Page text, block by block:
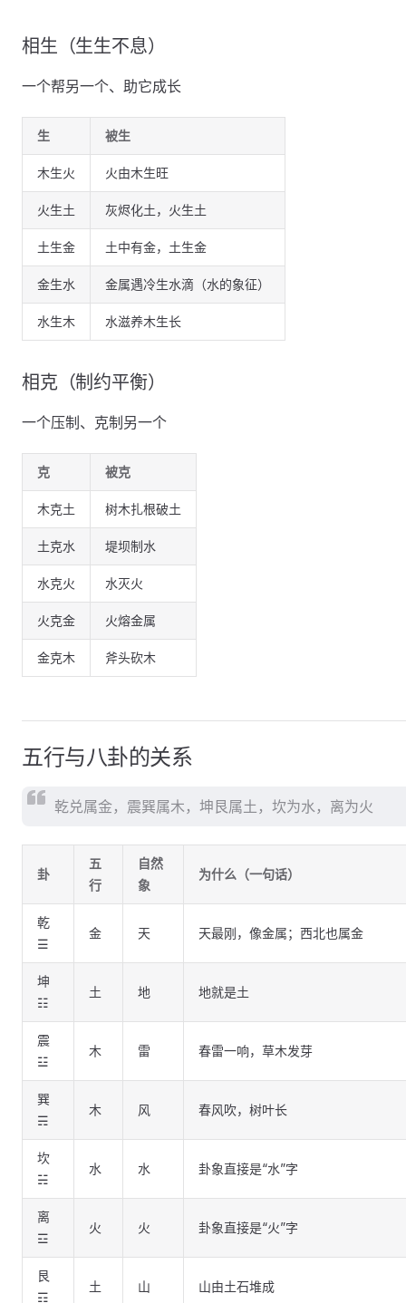
相生（生生不息）
一个帮另一个、助它成长
生 被生
木生火 火由木生旺
火生土 灰烬化土，火生土
土生金 土中有金，土生金
金生水 金属遇冷生水滴（水的象征）
水生木 水滋养木生长
相克（制约平衡）
一个压制、克制另一个
克 被克
木克土 树木扎根破土
土克水 堤坝制水
水克火 水灭火
火克金 火熔金属
金克木 斧头砍木
五行与八卦的关系
乾兑属金，震巽属木，坤艮属土，坎为水，离为火
卦
五
行
自然
象
为什么（一句话）
乾
☰
金 天 天最刚，像金属；西北也属金
坤
☷
土 地 地就是土
震
☳
木 雷 春雷一响，草木发芽
巽
☴
木 风 春风吹，树叶长
坎
☵
水 水 卦象直接是“水”字
离
☲
火 火 卦象直接是“火”字
艮
☶
土 山 山由土石堆成